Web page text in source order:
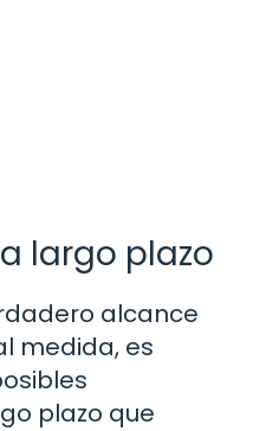
largo plazo
alcance
medida, es
plazo que